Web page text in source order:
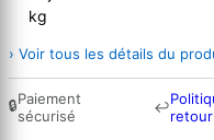
kg
› Voir tous les détails du
🔒Paiement
sécurisé
↩retour